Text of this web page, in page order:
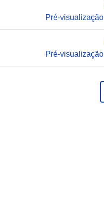
Pré-visualização
Pré-visualização